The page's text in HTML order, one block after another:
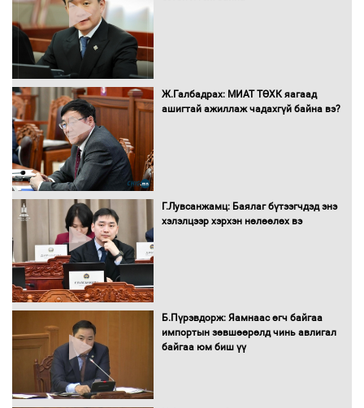
16 төрлийн эмийг нэг эх үүсвэрээс
худалдан авах журмыг баталлаа
шилжиж, найр наадам, зөвлөгөөн,
гадаад томилолтыг хориглолоо
Ж.Галбадрах: МИАТ ТӨХК яагаад
ашигтай ажиллаж чадахгүй байна вэ?
Г.Лувсанжамц: Баялаг бүтээгчдэд энэ
хэлэлцээр хэрхэн нөлөөлөх вэ
Б.Пүрэвдорж: Яамнаас өгч байгаа
импортын зөвшөөрөлд чинь авлигал
байгаа юм биш үү